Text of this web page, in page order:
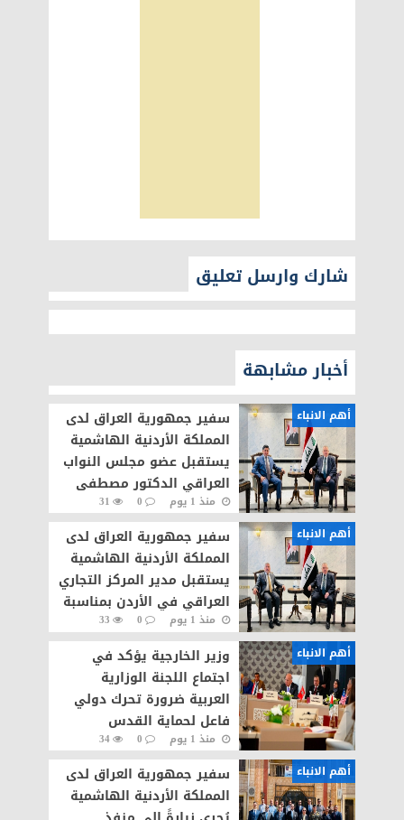
شارك وارسل تعليق
أخبار مشابهة
أهم الانباء
سفير جمهورية العراق لدى
المملكة الأردنية الهاشمية
يستقبل عضو مجلس النواب
العراقي الدكتور مصطفى
عياش الكبيسي
منذ 1 يوم 0
31
أهم الانباء
سفير جمهورية العراق لدى
المملكة الأردنية الهاشمية
يستقبل مدير المركز التجاري
العراقي في الأردن بمناسبة
انتهاء مهام عمله
منذ 1 يوم 0
33
أهم الانباء
وزير الخارجية يؤكد في
اجتماع اللجنة الوزارية
العربية ضرورة تحرك دولي
فاعل لحماية القدس
والحفاظ على وضعها
التاريخي والقانوني
منذ 1 يوم 0
34
أهم الانباء
سفير جمهورية العراق لدى
المملكة الأردنية الهاشمية